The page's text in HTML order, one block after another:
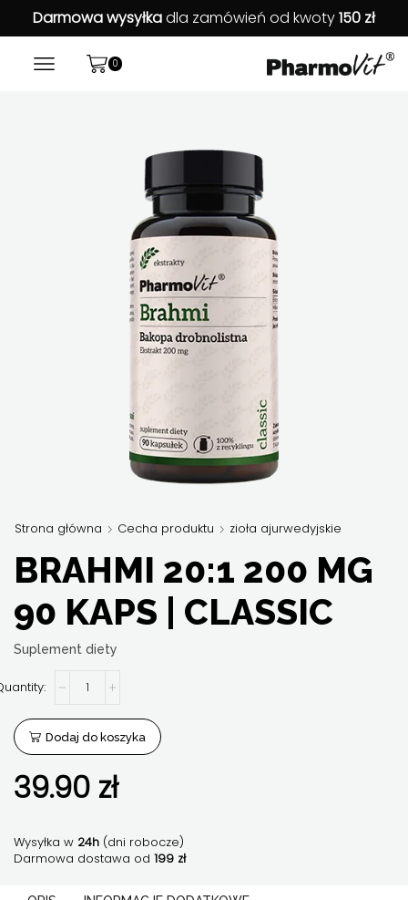
Darmowa wysyłkadla zamówień od kwoty150 zł
0
Strona główna Cecha produktu zioła ajurwedyjskie
BRAHMI 20:1 200 MG
90 KAPS | CLASSIC
Suplement diety
39.90 zł
Brahmi
mg
90
kaps
|
Dodaj do koszyka
Wysyłka w 24h (dni robocze)
Darmowa dostawa od 199 zł